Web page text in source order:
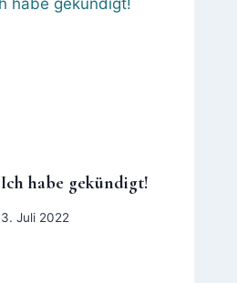
Ich habe gekündigt!
3. Juli 2022